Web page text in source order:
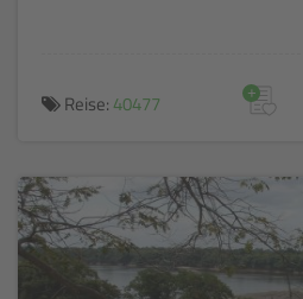
Reise: 40477 +